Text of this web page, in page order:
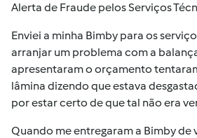
Alerta de Fraude pelos Serviços
Enviei a minha Bimby para os
arranjar um problema com a
apresentaram o orçamento
lâmina dizendo que estava
por estar certo de que tal não era
Quando me entregaram a Bimby